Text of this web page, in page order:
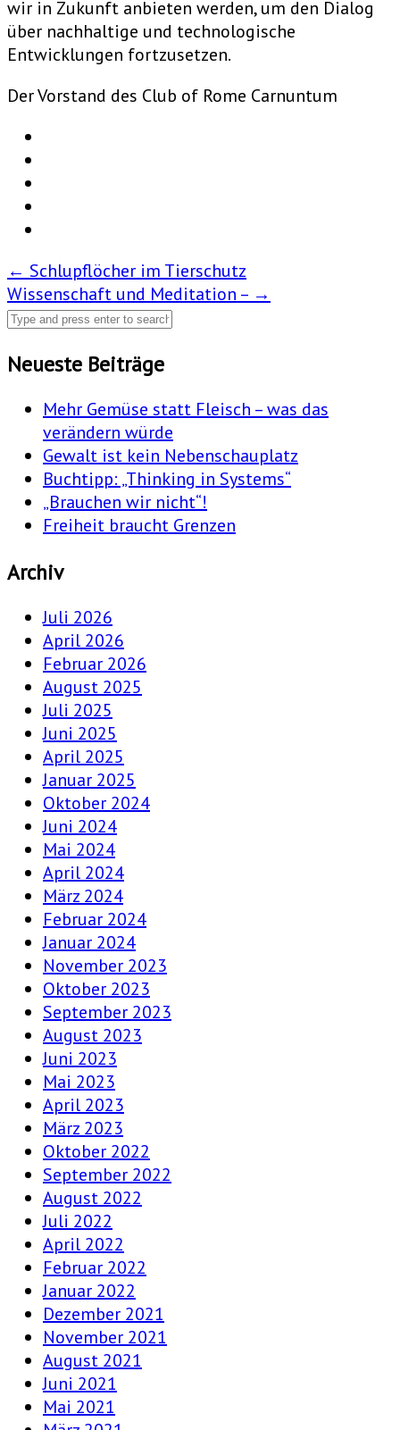
wir in Zukunft anbieten werden, um den Dialog
über nachhaltige und technologische
Entwicklungen fortzusetzen.
Der Vorstand des Club of Rome Carnuntum
Post
navigation
← Schlupflöcher im Tierschutz
Wissenschaft und Meditation – →
Neueste Beiträge
Mehr Gemüse statt Fleisch – was das
verändern würde
Gewalt ist kein Nebenschauplatz
Buchtipp: „Thinking in Systems“
„Brauchen wir nicht“!
Freiheit braucht Grenzen
Archiv
Juli 2026
April 2026
Februar 2026
August 2025
Juli 2025
Juni 2025
April 2025
Januar 2025
Oktober 2024
Juni 2024
Mai 2024
April 2024
März 2024
Februar 2024
Januar 2024
November 2023
Oktober 2023
September 2023
August 2023
Juni 2023
Mai 2023
April 2023
März 2023
Oktober 2022
September 2022
August 2022
Juli 2022
April 2022
Februar 2022
Januar 2022
Dezember 2021
November 2021
August 2021
Juni 2021
Mai 2021